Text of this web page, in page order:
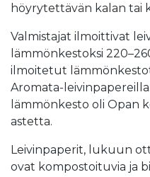
höyrytettävän kalan tai
Valmistajat ilmoittivat
lämmönkestoksi
ilmoitetut
Aromata-
lämmönkesto oli Opan
astetta.
Leivinpaperit, lukuun
ovat kompostoituvia ja